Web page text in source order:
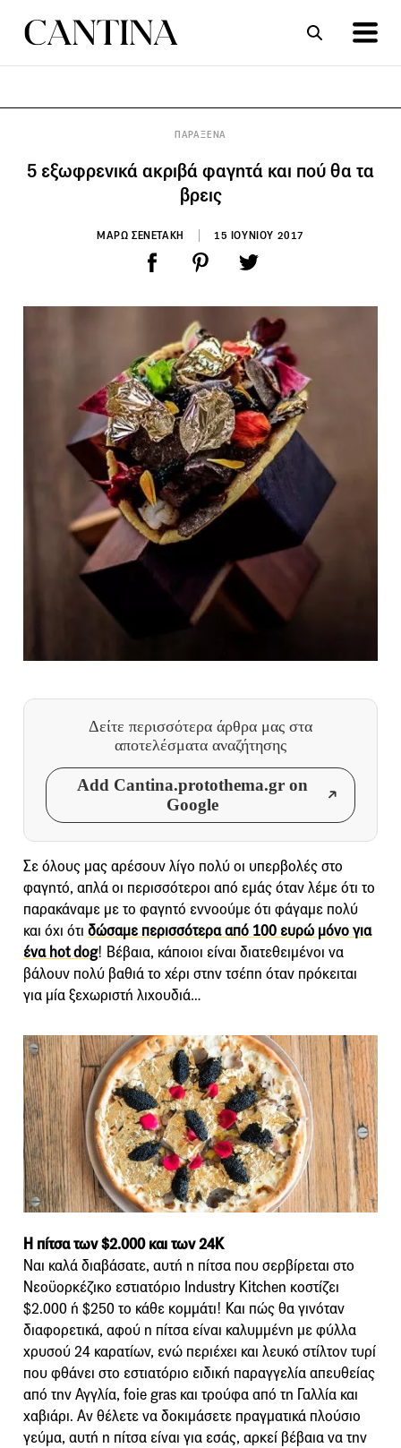
ΠΑΡΑΞΕΝΑ
5 εξωφρενικά ακριβά φαγητά και πού θα τα
βρεις
ΜΑΡΩ ΣΕΝΕΤΑΚΗ 15 ΙΟΥΝΙΟΥ 2017
Δείτε περισσότερα άρθρα μας στα
αποτελέσματα αναζήτησης
Add Cantina.protothema.gr on
Google
Σε όλους μας αρέσουν λίγο πολύ οι υπερβολές στο
φαγητό, απλά οι περισσότεροι από εμάς όταν λέμε ότι το
παρακάναμε με το φαγητό εννοούμε ότι φάγαμε πολύ
και όχι ότι δώσαμε περισσότερα από 100 ευρώ μόνο για
ένα hot dog! Βέβαια, κάποιοι είναι διατεθειμένοι να
βάλουν πολύ βαθιά το χέρι στην τσέπη όταν πρόκειται
για μία ξεχωριστή λιχουδιά…
Η πίτσα των $2.000 και των 24Κ
Ναι καλά διαβάσατε, αυτή η πίτσα που σερβίρεται στο
Νεοϋορκέζικο εστιατόριο Industry Kitchen κοστίζει
$2.000 ή $250 το κάθε κομμάτι! Και πώς θα γινόταν
διαφορετικά, αφού η πίτσα είναι καλυμμένη με φύλλα
χρυσού 24 καρατίων, ενώ περιέχει και λευκό στίλτον τυρί
που φθάνει στο εστιατόριο ειδική παραγγελία απευθείας
από την Αγγλία, foie gras και τρούφα από τη Γαλλία και
χαβιάρι. Αν θέλετε να δοκιμάσετε πραγματικά πλούσιο
γεύμα, αυτή η πίτσα είναι για εσάς, αρκεί βέβαια να την